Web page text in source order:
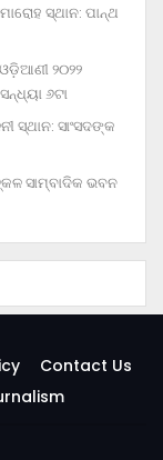
ସ୍ଥାନ: ପାନ୍ଥ
୨୦୨୨
୬ଟା
ସ୍ଥାନ: ସାଂସଦଙ୍କ
ସାମ୍ବାଦିକ ଭବନ
Contact Us